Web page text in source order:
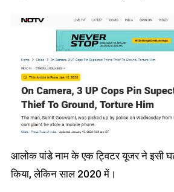
आलोक पांडे नाम के एक ट्विटर यूजर ने इसी
किया, लेकिन साल 2020 में।